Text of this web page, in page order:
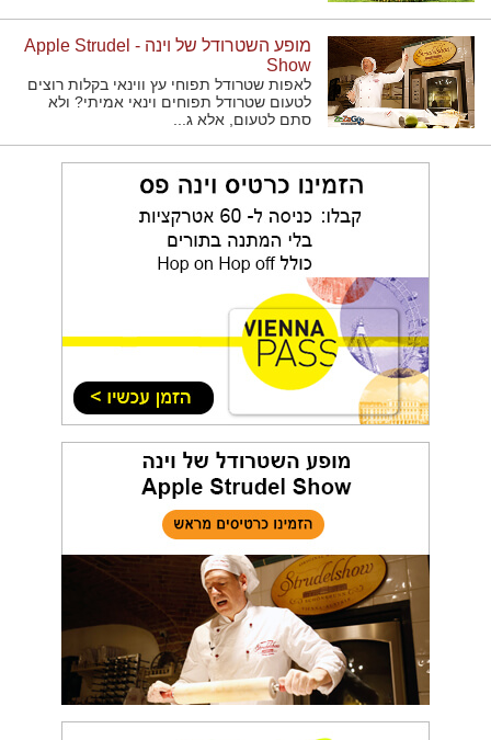
מופע השטרודל של וינה - Apple Strudel
Show
לאפות שטרודל תפוחי עץ ווינאי בקלות רוצים
לטעום שטרודל תפוחים וינאי אמיתי? ולא
סתם לטעום, אלא ג...